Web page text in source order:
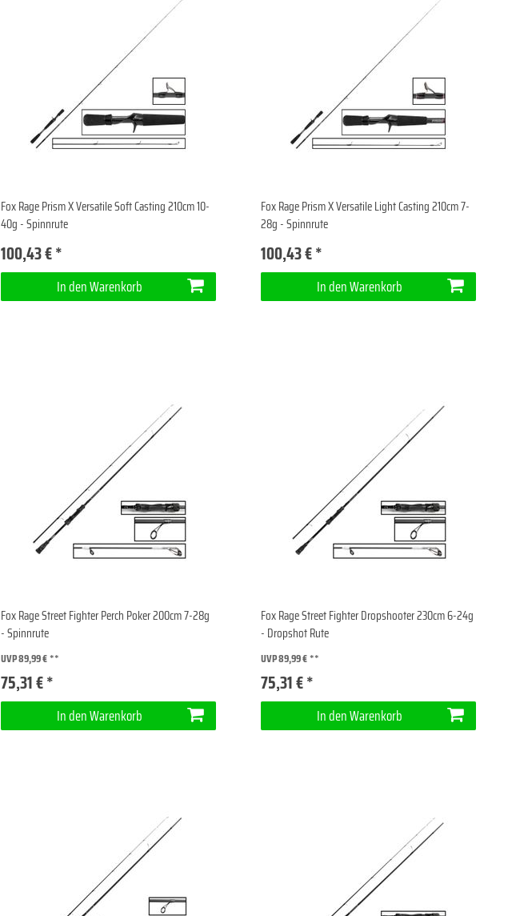
Fox Rage Prism X Versatile Soft Casting 210cm 10-
40g - Spinnrute
100,43 € *
In den Warenkorb
Fox Rage Prism X Versatile Light Casting 210cm 7-
28g - Spinnrute
100,43 € *
In den Warenkorb
Fox Rage Street Fighter Perch Poker 200cm 7-28g
- Spinnrute
UVP 89,99 €
75,31 € *
In den Warenkorb
Fox Rage Street Fighter Dropshooter 230cm 6-24g
- Dropshot Rute
UVP 89,99 €
75,31 € *
In den Warenkorb